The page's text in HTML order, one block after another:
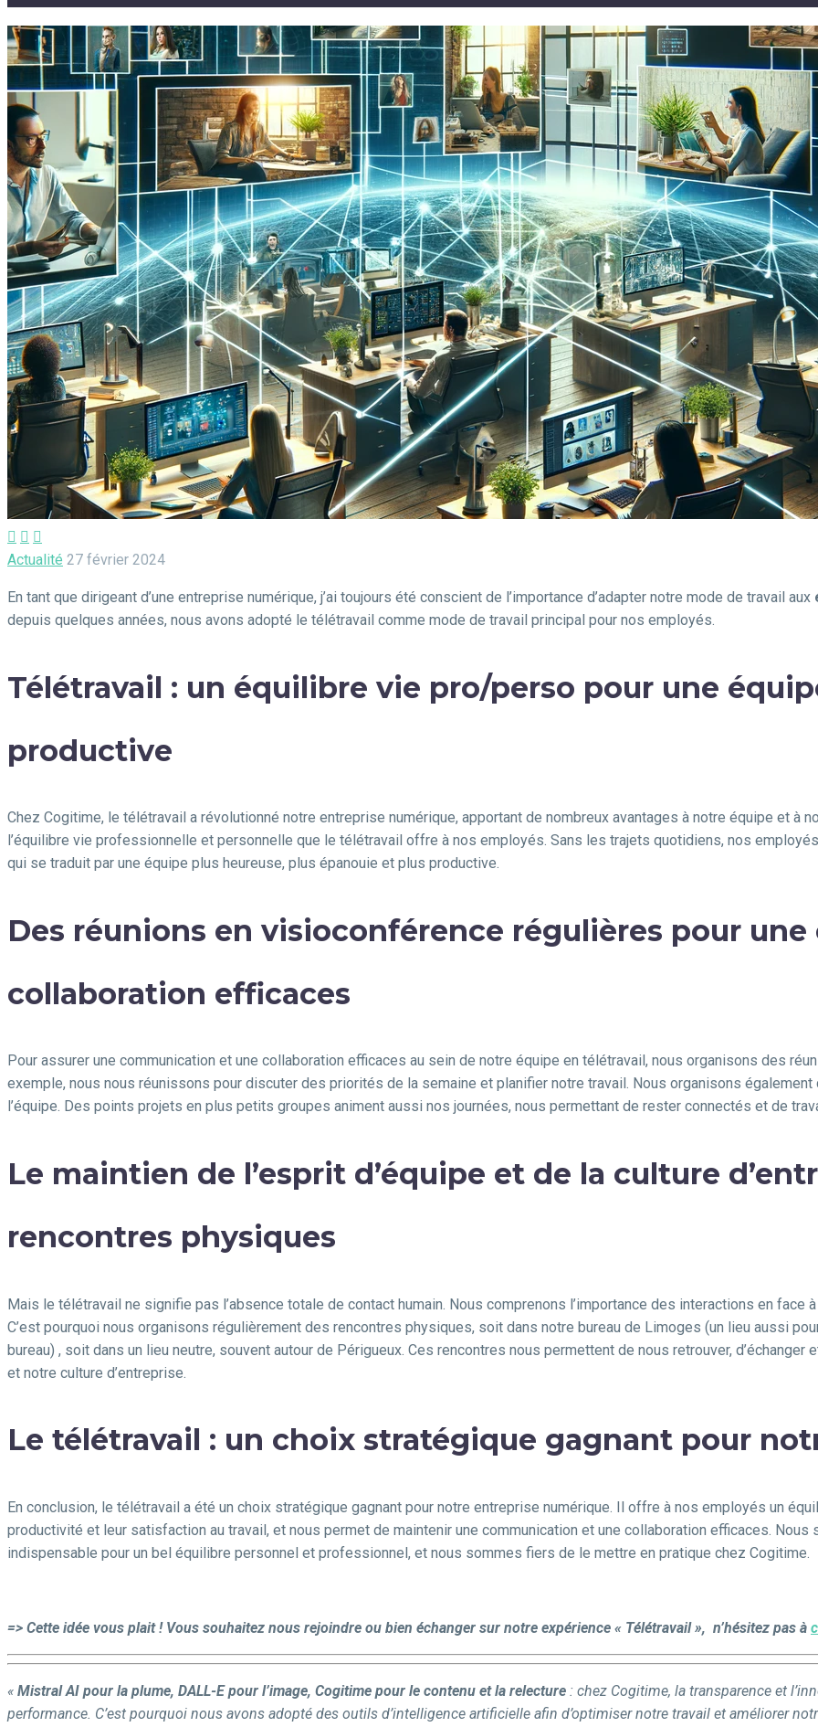
  
Actualité 27 février 2024
En tant que dirigeant d’une entreprise numérique, j’ai toujours été conscient de l’importance d’adapter notre mode de travail aux
depuis quelques années, nous avons adopté le télétravail comme mode de travail principal pour nos employés.
Télétravail : un équilibre vie pro/perso pour une
productive
Chez Cogitime, le télétravail a révolutionné notre entreprise numérique, apportant de nombreux avantages à notre équipe et à
l’équilibre vie professionnelle et personnelle que le télétravail offre à nos employés. Sans les trajets quotidiens, nos
qui se traduit par une équipe plus heureuse, plus épanouie et plus productive.
Des réunions en visioconférence régulières pour
collaboration efficaces
Pour assurer une communication et une collaboration efficaces au sein de notre équipe en télétravail, nous organisons des
exemple, nous nous réunissons pour discuter des priorités de la semaine et planifier notre travail. Nous organisons
l’équipe. Des points projets en plus petits groupes animent aussi nos journées, nous permettant de rester connectés et de
Le maintien de l’esprit d’équipe et de la culture
rencontres physiques
Mais le télétravail ne signifie pas l’absence totale de contact humain. Nous comprenons l’importance des interactions en face
C’est pourquoi nous organisons régulièrement des rencontres physiques, soit dans notre bureau de Limoges (un lieu aussi
bureau) , soit dans un lieu neutre, souvent autour de Périgueux. Ces rencontres nous permettent de nous retrouver,
et notre culture d’entreprise.
Le télétravail : un choix stratégique gagnant pour
En conclusion, le télétravail a été un choix stratégique gagnant pour notre entreprise numérique. Il offre à nos employés un
productivité et leur satisfaction au travail, et nous permet de maintenir une communication et une collaboration efficaces.
indispensable pour un bel équilibre personnel et professionnel, et nous sommes fiers de le mettre en pratique chez Cogitime.
=> Cette idée vous plait ! Vous souhaitez nous rejoindre ou bien échanger sur notre expérience « Télétravail », n’hésitez pas à
« Mistral AI pour la plume, DALL-E pour l’image, Cogitime pour le contenu et la relecture : chez Cogitime, la transparence et
performance. C’est pourquoi nous avons adopté des outils d’intelligence artificielle afin d’optimiser notre travail et améliorer